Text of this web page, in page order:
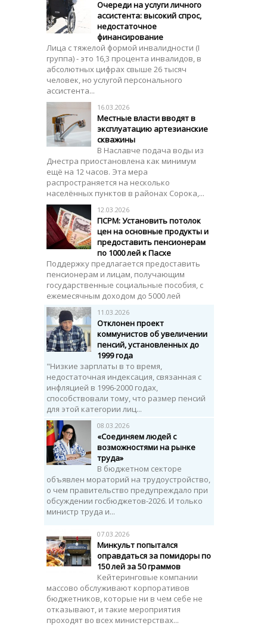
Очереди на услуги личного
ассистента: высокий спрос,
недостаточное
финансирование
Лица с тяжелой формой инвалидности (I
группа) - это 16,3 процента инвалидов, в
абсолютных цифрах свыше 26 тысяч
человек, но услугой персонального
ассистента...
16.03.2026
Местные власти вводят в
эксплуатацию артезианские
скважины
В Наславче подача воды из
Днестра приостановлена как минимум
ещё на 12 часов. Эта мера
распространяется на несколько
населённых пунктов в районах Сорока,...
12.03.2026
ПСРМ: Установить потолок
цен на основные продукты и
предоставить пенсионерам
по 1000 лей к Пасхе
Поддержку предлагается предоставить ​​
пенсионерам и лицам, получающим
государственные социальные пособия, с
ежемесячным доходом до 5000 лей
11.03.2026
Отклонен проект
коммунистов об увеличении
пенсий, установленных до
1999 года
"Низкие зарплаты в то время,
недостаточная индексация, связанная с
инфляцией в 1996-2000 годах,
способствовали тому, что размер пенсий
для этой категории лиц...
08.03.2026
«Соединяем людей с
возможностями на рынке
труда»
В бюджетном секторе
объявлен мораторий на трудоустройство,
о чем правительство предупреждало при
обсуждении госбюджетов-2026. И только
министр труда и...
07.03.2026
Минкульт попытался
оправдаться за помидоры по
150 лей за 50 граммов
Кейтеринговые компании
массово обслуживают корпоративов
бюджетников, которые ни в чем себе не
отказывают, и такие мероприятия
проходят во всех министерствах...